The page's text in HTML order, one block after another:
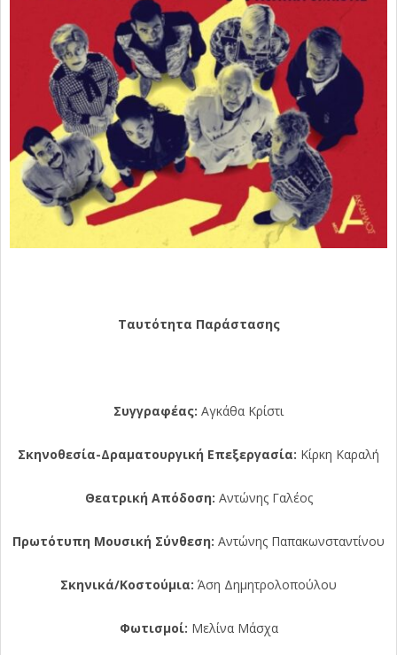
Ταυτότητα Παράστασης
Συγγραφέας: Αγκάθα Κρίστι
Σκηνοθεσία-Δραματουργική Επεξεργασία: Κίρκη Καραλή
Θεατρική Απόδοση: Αντώνης Γαλέος
Πρωτότυπη Μουσική Σύνθεση: Αντώνης Παπακωνσταντίνου
Σκηνικά/Κοστούμια: Άση Δημητρολοπούλου
Φωτισμοί: Μελίνα Μάσχα